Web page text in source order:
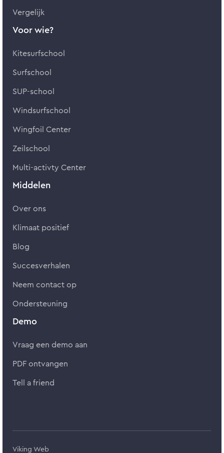
Vergelijk
Voor wie?
Kitesurfschool
Surfschool
SUP-school
Windsurfschool
Wingfoil Center
Zeilschool
Multi-activty Center
Middelen
Over ons
Klimaat positief
Blog
Succesverhalen
Neem contact op
Ondersteuning
Demo
Vraag een demo aan
PDF ontvangen
Tell a friend
Viking Web